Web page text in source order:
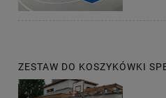
ZESTAW DO KOSZYKÓWKI